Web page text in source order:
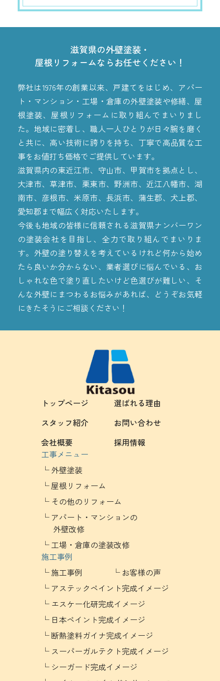
滋賀県の外壁塗装・
屋根リフォームならお任せください！
弊社は1976年の創業以来、戸建てをはじめ、アパー
ト・マンション・工場・倉庫の外壁塗装や修繕、屋
根塗装、屋根リフォームに取り組んでまいりまし
た。地域に密着し、職人一人ひとりが日々腕を磨く
と共に、高い技術に誇りを持ち、丁寧で高品質な工
事をお値打ち価格でご提供しています。
滋賀県内の東近江市、守山市、甲賀市を拠点とし、
大津市、草津市、栗東市、野洲市、近江八幡市、湖
南市、彦根市、米原市、長浜市、蒲生郡、犬上郡、
愛知郡まで幅広く対応いたします。
今後も地域の皆様に信頼される滋賀県ナンバーワン
の塗装会社を目指し、全力で取り組んでまいりま
す。外壁の塗り替えを考えているけれど何から始め
たら良いか分からない、業者選びに悩んでいる、お
しゃれな色で塗り直したいけど色選びが難しい、そ
んな外壁にまつわるお悩みがあれば、どうぞお気軽
にきたそうにご相談ください！
トップページ
選ばれる理由
スタッフ紹介
お問い合わせ
会社概要
採用情報
工事メニュー
外壁塗装
屋根リフォーム
その他のリフォーム
アパート・マンションの
外壁改修
工場・倉庫の塗装改修
施工事例
施工事例
お客様の声
アステックペイント完成イメージ
エスケー化研完成イメージ
日本ペイント完成イメージ
断熱塗料ガイナ完成イメージ
スーパーガルテクト完成イメージ
シーガード完成イメージ